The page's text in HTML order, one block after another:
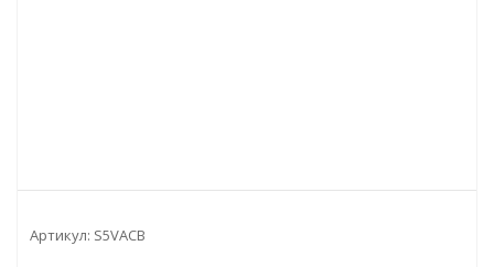
Артикул: S5VACB